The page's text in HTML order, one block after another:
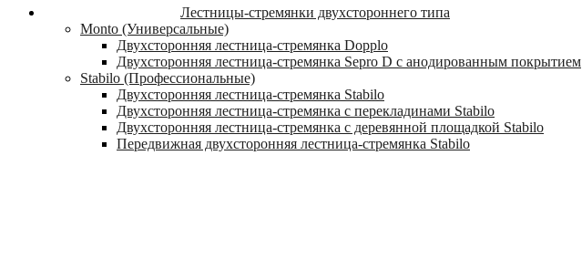
Лестницы-стремянки двухстороннего типа
Monto (Универсальные)
Двухсторонняя лестница-стремянка Dopplo
Двухсторонняя лестница-стремянка Sepro D с анодированным покрытием
Stabilo (Профессиональные)
Двухсторонняя лестница-стремянка Stabilo
Двухсторонняя лестница-стремянка с перекладинами Stabilo
Двухсторонняя лестница-стремянка с деревянной площадкой Stabilo
Передвижная двухсторонняя лестница-стремянка Stabilo